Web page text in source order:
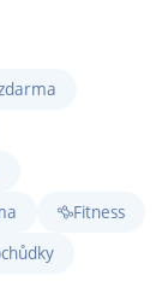
Fitness